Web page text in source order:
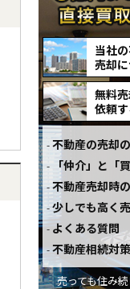
当社
売却
無料
依頼
不動産の売却
「仲介」と「
不動産売却時
少しでも高く
よくある質問
不動産相続対策
売っても住み